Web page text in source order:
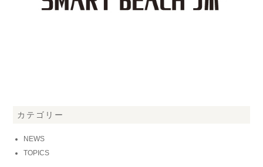
カテゴリー
NEWS
TOPICS